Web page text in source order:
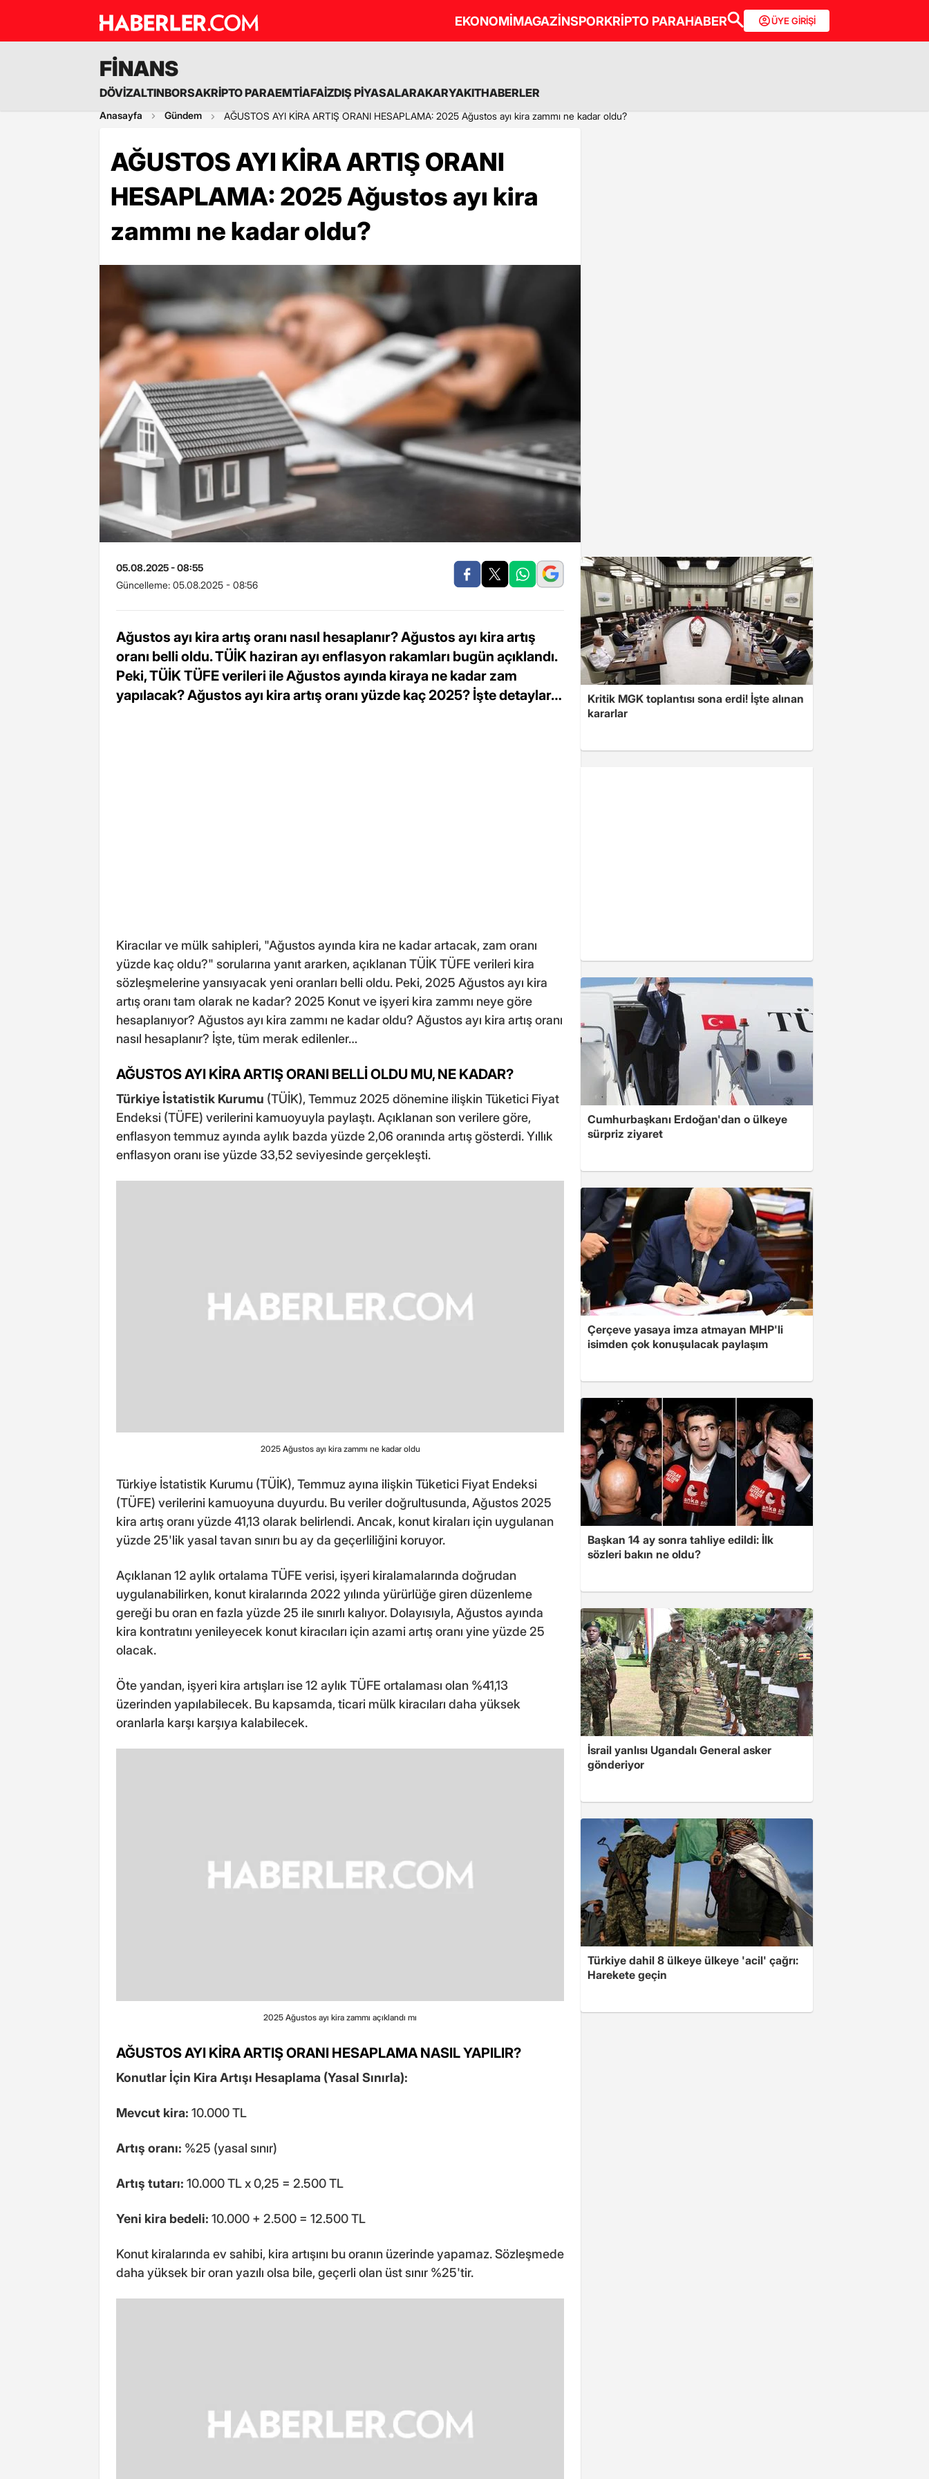
EKONOMİMAGAZİNSPORKRİPTO PARAHABER ÜYE GİRİŞİ
FİNANS
DÖVİZALTINBORSAKRİPTO PARAEMTİAFAİZDIŞ PİYASALARAKARYAKITHABERLER
Anasayfa Gündem AĞUSTOS AYI KİRA ARTIŞ ORANI HESAPLAMA: 2025 Ağustos ayı kira zammı ne kadar oldu?
AĞUSTOS AYI KİRA ARTIŞ ORANI
HESAPLAMA: 2025 Ağustos ayı kira
zammı ne kadar oldu?
05.08.2025 - 08:55
Güncelleme: 05.08.2025 - 08:56
Ağustos ayı kira artış oranı nasıl hesaplanır? Ağustos ayı kira artış
oranı belli oldu. TÜİK haziran ayı enflasyon rakamları bugün açıklandı.
Peki, TÜİK TÜFE verileri ile Ağustos ayında kiraya ne kadar zam
yapılacak? Ağustos ayı kira artış oranı yüzde kaç 2025? İşte detaylar…
Kiracılar ve mülk sahipleri, "Ağustos ayında kira ne kadar artacak, zam oranı
yüzde kaç oldu?" sorularına yanıt ararken, açıklanan TÜİK TÜFE verileri kira
sözleşmelerine yansıyacak yeni oranları belli oldu. Peki, 2025 Ağustos ayı kira
artış oranı tam olarak ne kadar? 2025 Konut ve işyeri kira zammı neye göre
hesaplanıyor? Ağustos ayı kira zammı ne kadar oldu? Ağustos ayı kira artış oranı
nasıl hesaplanır? İşte, tüm merak edilenler…
AĞUSTOS AYI KİRA ARTIŞ ORANI BELLİ OLDU MU, NE KADAR?
Türkiye İstatistik Kurumu (TÜİK), Temmuz 2025 dönemine ilişkin Tüketici Fiyat
Endeksi (TÜFE) verilerini kamuoyuyla paylaştı. Açıklanan son verilere göre,
enflasyon temmuz ayında aylık bazda yüzde 2,06 oranında artış gösterdi. Yıllık
enflasyon oranı ise yüzde 33,52 seviyesinde gerçekleşti.
2025 Ağustos ayı kira zammı ne kadar oldu
Türkiye İstatistik Kurumu (TÜİK), Temmuz ayına ilişkin Tüketici Fiyat Endeksi
(TÜFE) verilerini kamuoyuna duyurdu. Bu veriler doğrultusunda, Ağustos 2025
kira artış oranı yüzde 41,13 olarak belirlendi. Ancak, konut kiraları için uygulanan
yüzde 25'lik yasal tavan sınırı bu ay da geçerliliğini koruyor.
Açıklanan 12 aylık ortalama TÜFE verisi, işyeri kiralamalarında doğrudan
uygulanabilirken, konut kiralarında 2022 yılında yürürlüğe giren düzenleme
gereği bu oran en fazla yüzde 25 ile sınırlı kalıyor. Dolayısıyla, Ağustos ayında
kira kontratını yenileyecek konut kiracıları için azami artış oranı yine yüzde 25
olacak.
Öte yandan, işyeri kira artışları ise 12 aylık TÜFE ortalaması olan %41,13
üzerinden yapılabilecek. Bu kapsamda, ticari mülk kiracıları daha yüksek
oranlarla karşı karşıya kalabilecek.
2025 Ağustos ayı kira zammı açıklandı mı
AĞUSTOS AYI KİRA ARTIŞ ORANI HESAPLAMA NASIL YAPILIR?
Konutlar İçin Kira Artışı Hesaplama (Yasal Sınırla):
Mevcut kira: 10.000 TL
Artış oranı: %25 (yasal sınır)
Artış tutarı: 10.000 TL x 0,25 = 2.500 TL
Yeni kira bedeli: 10.000 + 2.500 = 12.500 TL
Konut kiralarında ev sahibi, kira artışını bu oranın üzerinde yapamaz. Sözleşmede
daha yüksek bir oran yazılı olsa bile, geçerli olan üst sınır %25'tir.
Kritik MGK toplantısı sona erdi! İşte alınan
kararlar
Cumhurbaşkanı Erdoğan'dan o ülkeye
sürpriz ziyaret
Çerçeve yasaya imza atmayan MHP'li
isimden çok konuşulacak paylaşım
Başkan 14 ay sonra tahliye edildi: İlk
sözleri bakın ne oldu?
İsrail yanlısı Ugandalı General asker
gönderiyor
Türkiye dahil 8 ülkeye ülkeye 'acil' çağrı:
Harekete geçin